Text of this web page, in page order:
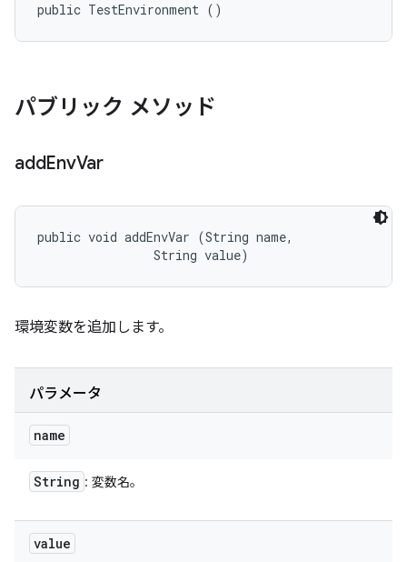
public TestEnvironment ()
パブリック メソッド
addEnvVar
public void addEnvVar (String name,
                String value)
環境変数を追加します。
パラメータ
name
String : 変数名。
value